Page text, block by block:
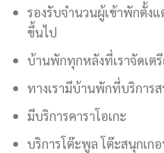
รองรับจำนวนผู้เข้าพักตั้ง
ขึ้นไป
บ้านพักทุกหลังที่เราจัดเต
ทางเรามีบ้านพักที่บริการส
มีบริการคาราโอเกะ
บริการโต๊ะพูล โต๊ะสนุกเกอ